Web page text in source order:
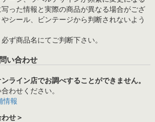
った情報と実際の商品が異なる場合がござ
シール、ビンテージから判断されないよう
ず商品名にてご判断下さい。
い合わせ
ライン店でお調べすることができません。
わせください。
報
せ＞